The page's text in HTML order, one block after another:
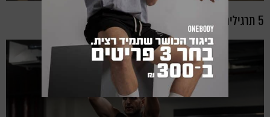
5 תרגילים לגב המשולש האולטימטיבי